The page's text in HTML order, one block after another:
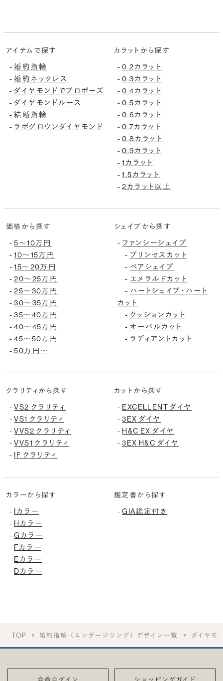
アイテムで探す
-婚約指輪
-婚約ネックレス
-ダイヤモンドでプロポーズ
-ダイヤモンドルース
-結婚指輪
- ラボグロウンダイヤモンド
カラットから探す
-0.2カラット
-0.3カラット
-0.4カラット
-0.5カラット
-0.6カラット
-0.7カラット
-0.8カラット
-0.9カラット
-1カラット
-1.5カラット
-2カラット以上
価格から探す
-5〜10万円
-10〜15万円
-15〜20万円
-20〜25万円
-25〜30万円
-30〜35万円
-35〜40万円
-40〜45万円
-45〜50万円
-50万円〜
シェイプから探す
- ファンシーシェイプ
- プリンセスカット
- ペアシェイプ
- エメラルドカット
- ハートシェイプ・ハート
カット
- クッションカット
- オーバルカット
- ラディアントカット
クラリティから探す
-VS2 クラリティ
-VS1 クラリティ
-VVS2 クラリティ
-VVS1 クラリティ
- IF クラリティ
カットから探す
- EXCELLENT ダイヤ
-3EX ダイヤ
- H&C EX ダイヤ
-3EX H&C ダイヤ
カラーから探す
- Iカラー
- Hカラー
-Gカラー
- Fカラー
- Eカラー
- Dカラー
鑑定書から探す
-GIA鑑定付き
TOP 婚約指輪（エンゲージリング）デザイン一覧 ダイヤモ